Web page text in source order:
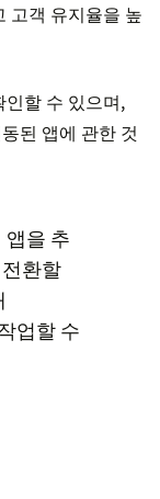
고객 유지율을 높
할 수 있으며,
된 앱에 관한 것
을 추
환할
업할 수